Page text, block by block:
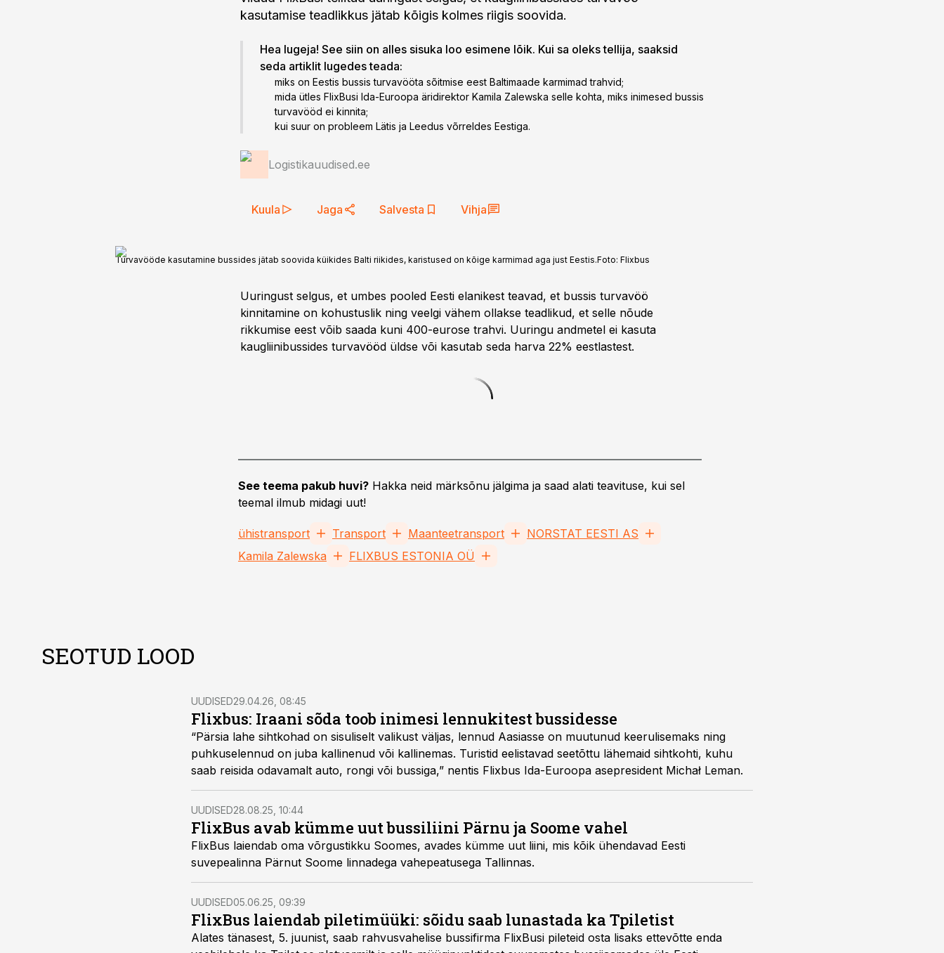
kasutamise teadlikkus jätab kõigis kolmes riigis soovida.
Hea lugeja! See siin on alles sisuka loo esimene lõik. Kui sa oleks tellija, saaksid
seda artiklit lugedes teada:
miks on Eestis bussis turvavööta sõitmise eest Baltimaade karmimad trahvid;
mida ütles FlixBusi Ida-Euroopa äridirektor Kamila Zalewska selle kohta, miks inimesed bussis
turvavööd ei kinnita;
kui suur on probleem Lätis ja Leedus võrreldes Eestiga.
Logistikauudised.ee
Kuula Jaga Salvesta Vihja
Turvavööde kasutamine bussides jätab soovida küikides Balti riikides, karistused on kõige karmimad aga just Eestis.Foto: Flixbus
Uuringust selgus, et umbes pooled Eesti elanikest teavad, et bussis turvavöö
kinnitamine on kohustuslik ning veelgi vähem ollakse teadlikud, et selle nõude
rikkumise eest võib saada kuni 400-eurose trahvi. Uuringu andmetel ei kasuta
kaugliinibussides turvavööd üldse või kasutab seda harva 22% eestlastest.
See teema pakub huvi? Hakka neid märksõnu jälgima ja saad alati teavituse, kui sel
teemal ilmub midagi uut!
ühistransport Transport Maanteetransport
NORSTAT EESTI AS
Kamila Zalewska
FLIXBUS ESTONIA OÜ
SEOTUD LOOD
UUDISED29.04.26, 08:45
Flixbus: Iraani sõda toob inimesi lennukitest bussidesse
“Pärsia lahe sihtkohad on sisuliselt valikust väljas, lennud Aasiasse on muutunud keerulisemaks ning
puhkuselennud on juba kallinenud või kallinemas. Turistid eelistavad seetõttu lähemaid sihtkohti, kuhu
saab reisida odavamalt auto, rongi või bussiga,” nentis Flixbus Ida-Euroopa asepresident Michał Leman.
UUDISED28.08.25, 10:44
FlixBus avab kümme uut bussiliini Pärnu ja Soome vahel
FlixBus laiendab oma võrgustikku Soomes, avades kümme uut liini, mis kõik ühendavad Eesti
suvepealinna Pärnut Soome linnadega vahepeatusega Tallinnas.
UUDISED05.06.25, 09:39
FlixBus laiendab piletimüüki: sõidu saab lunastada ka Tpiletist
Alates tänasest, 5. juunist, saab rahvusvahelise bussifirma FlixBusi pileteid osta lisaks ettevõtte enda